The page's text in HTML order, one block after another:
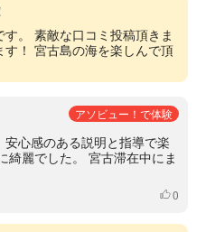
。 素敵な口コミ投稿頂きま
！ 宮古島の海を楽しんで頂
アソビュー！で体験
心感のある説明と指導で楽
綺麗でした。 宮古滞在中にま
いいね
0